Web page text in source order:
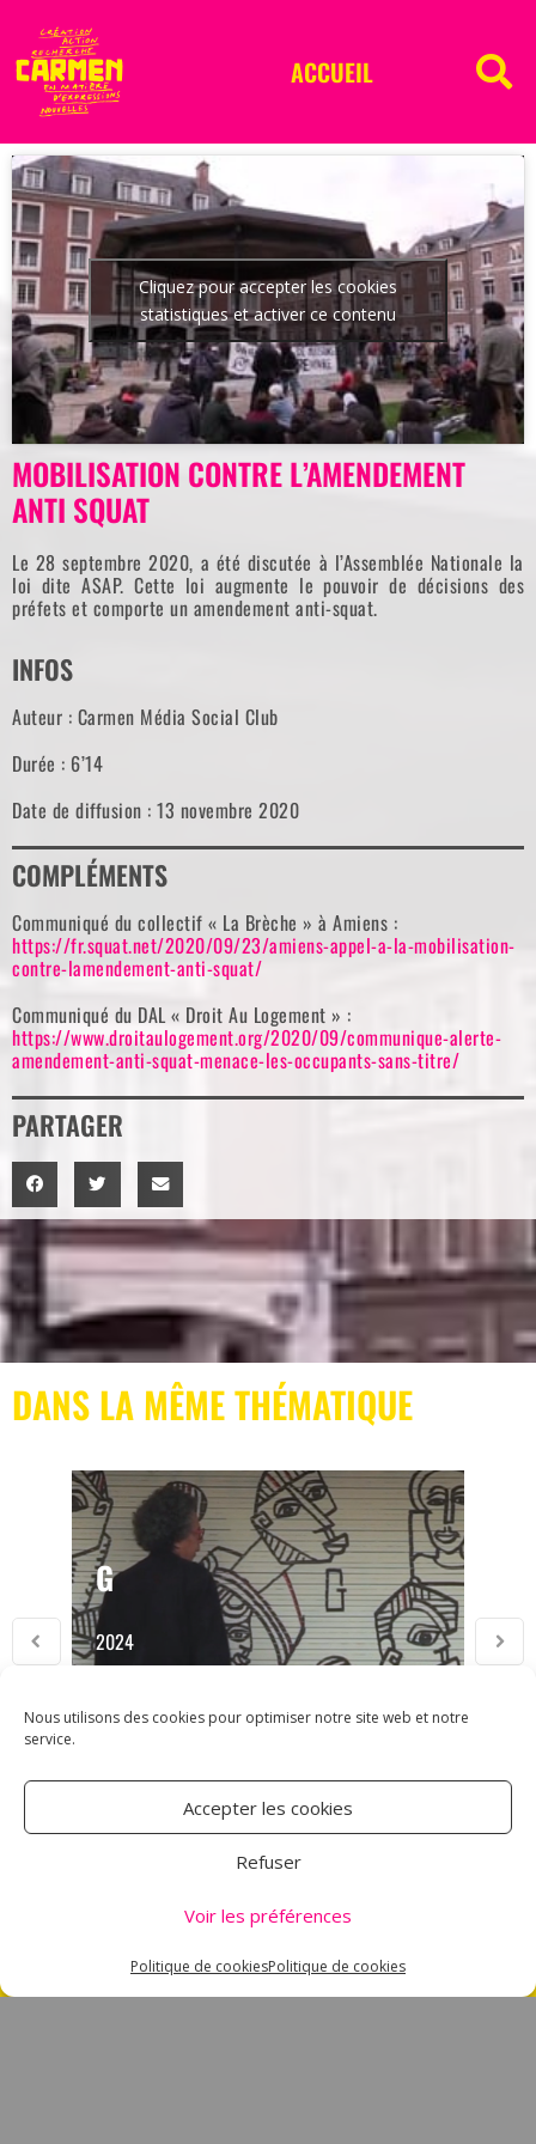
Nous utilisons des cookies pour optimiser notre site web et notre
service.
Accepter les cookies
Refuser
Voir les préférences
Politique de cookiesPolitique de cookies
ACCUEIL
Cliquez pour accepter les cookies
statistiques et activer ce contenu
MOBILISATION CONTRE L’AMENDEMENT
ANTI SQUAT
Le 28 septembre 2020, a été discutée à l’Assemblée Nationale la
loi dite ASAP. Cette loi augmente le pouvoir de décisions des
préfets et comporte un amendement anti-squat.
INFOS
Auteur : Carmen Média Social Club
Durée : 6’14
Date de diffusion : 13 novembre 2020
COMPLÉMENTS
Communiqué du collectif « La Brèche » à Amiens :
https://fr.squat.net/2020/09/23/amiens-appel-a-la-mobilisation-
contre-lamendement-anti-squat/
Communiqué du DAL « Droit Au Logement » :
https://www.droitaulogement.org/2020/09/communique-alerte-
amendement-anti-squat-menace-les-occupants-sans-titre/
PARTAGER
DANS LA MÊME THÉMATIQUE
G
2024
ASSOCIATION CARMEN
80000 AMIENS
TÉL : 03 60 12 34 10
CARMEN@CANALNORD.ORG